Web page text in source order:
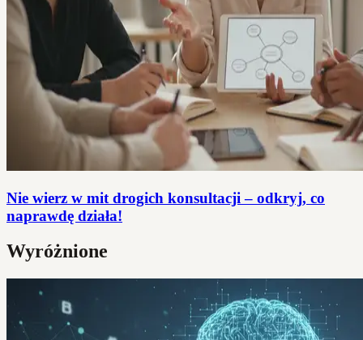
Nie wierz w mit drogich konsultacji – odkryj, co
naprawdę działa!
Wyróżnione